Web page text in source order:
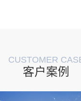
CUSTOMER
客户案例